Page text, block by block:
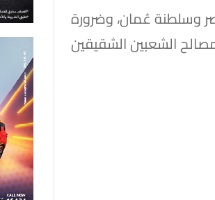
وسلطنة عُمان، وضرورة
الشعبين الشقيقين